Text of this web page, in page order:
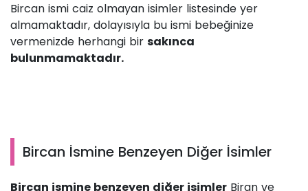
Bircan ismi caiz olmayan isimler listesinde yer
almamaktadır, dolayısıyla bu ismi bebeğinize
vermenizde herhangi bir sakınca
bulunmamaktadır.
Bircan İsmine Benzeyen Diğer İsimler
Bircan ismine benzeyen diğer isimler Biran ve